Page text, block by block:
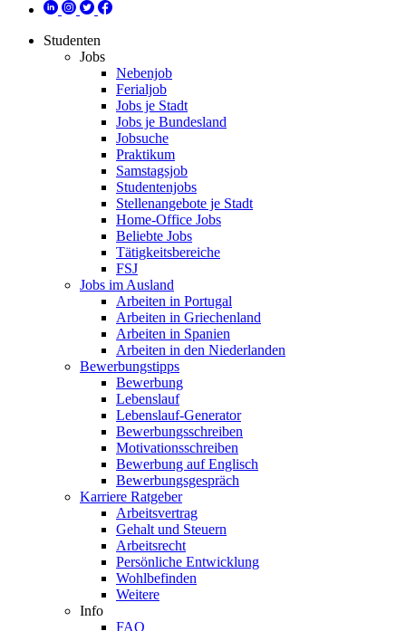
Studenten
Jobs
Nebenjob
Ferialjob
Jobs je Stadt
Jobs je Bundesland
Jobsuche
Praktikum
Samstagsjob
Studentenjobs
Stellenangebote je Stadt
Home-Office Jobs
Beliebte Jobs
Tätigkeitsbereiche
FSJ
Jobs im Ausland
Arbeiten in Portugal
Arbeiten in Griechenland
Arbeiten in Spanien
Arbeiten in den Niederlanden
Bewerbungstipps
Bewerbung
Lebenslauf
Lebenslauf-Generator
Bewerbungsschreiben
Motivationsschreiben
Bewerbung auf Englisch
Bewerbungsgespräch
Karriere Ratgeber
Arbeitsvertrag
Gehalt und Steuern
Arbeitsrecht
Persönliche Entwicklung
Wohlbefinden
Weitere
Info
FAQ